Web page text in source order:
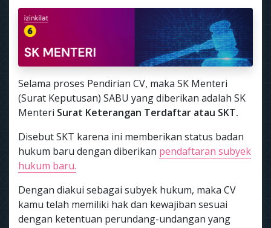
Selama proses Pendirian CV, maka SK Menteri
(Surat Keputusan) SABU yang diberikan adalah SK
Menteri Surat Keterangan Terdaftar atau SKT.
Disebut SKT karena ini memberikan status badan
hukum baru dengan diberikan pendaftaran subyek
hukum baru.
Dengan diakui sebagai subyek hukum, maka CV
kamu telah memiliki hak dan kewajiban sesuai
dengan ketentuan perundang-undangan yang